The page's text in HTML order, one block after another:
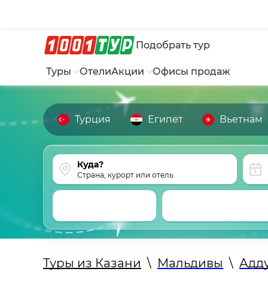
Подобрать тур
Туры ОтелиАкции Офисы продаж
Турция Египет Вьетнам
Страна, курорт или отель
Туры из Казани \ Мальдивы \